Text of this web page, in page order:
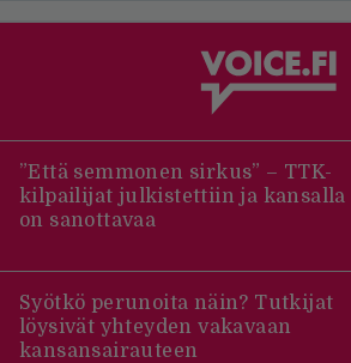
”Että semmonen sirkus” – TTK-
kilpailijat julkistettiin ja kansalla
on sanottavaa
Syötkö perunoita näin? Tutkijat
löysivät yhteyden vakavaan
kansansairauteen